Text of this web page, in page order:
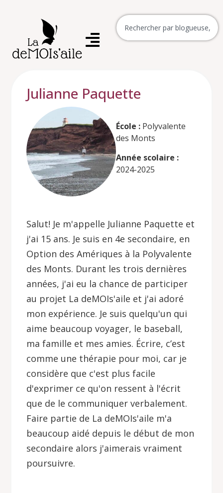
Julianne Paquette
École : Polyvalente
des Monts
Année scolaire :
2024-2025
Salut! Je m'appelle Julianne Paquette et
j'ai 15 ans. Je suis en 4e secondaire, en
Option des Amériques à la Polyvalente
des Monts. Durant les trois dernières
années, j'ai eu la chance de participer
au projet La deMOIs'aile et j'ai adoré
mon expérience. Je suis quelqu'un qui
aime beaucoup voyager, le baseball,
ma famille et mes amies. Écrire, c’est
comme une thérapie pour moi, car je
considère que c'est plus facile
d'exprimer ce qu'on ressent à l'écrit
que de le communiquer verbalement.
Faire partie de La deMOIs'aile m'a
beaucoup aidé depuis le début de mon
secondaire alors j'aimerais vraiment
poursuivre.